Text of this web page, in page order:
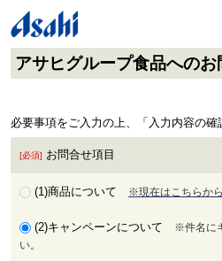
アサヒグループ食品への
必要事項をご入力の上、「入力内容の確
[必須] お問合せ項目
(1)商品について ※現在はこちらか
(2)キャンペーンについて
※件名に
い。